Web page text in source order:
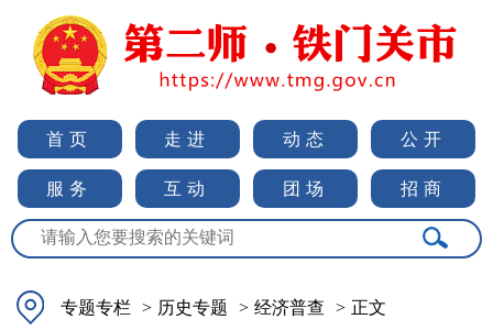
首页 走进 动态 公开
服务 互动 团场 招商
专题专栏 > 历史专题 > 经济普查 > 正文